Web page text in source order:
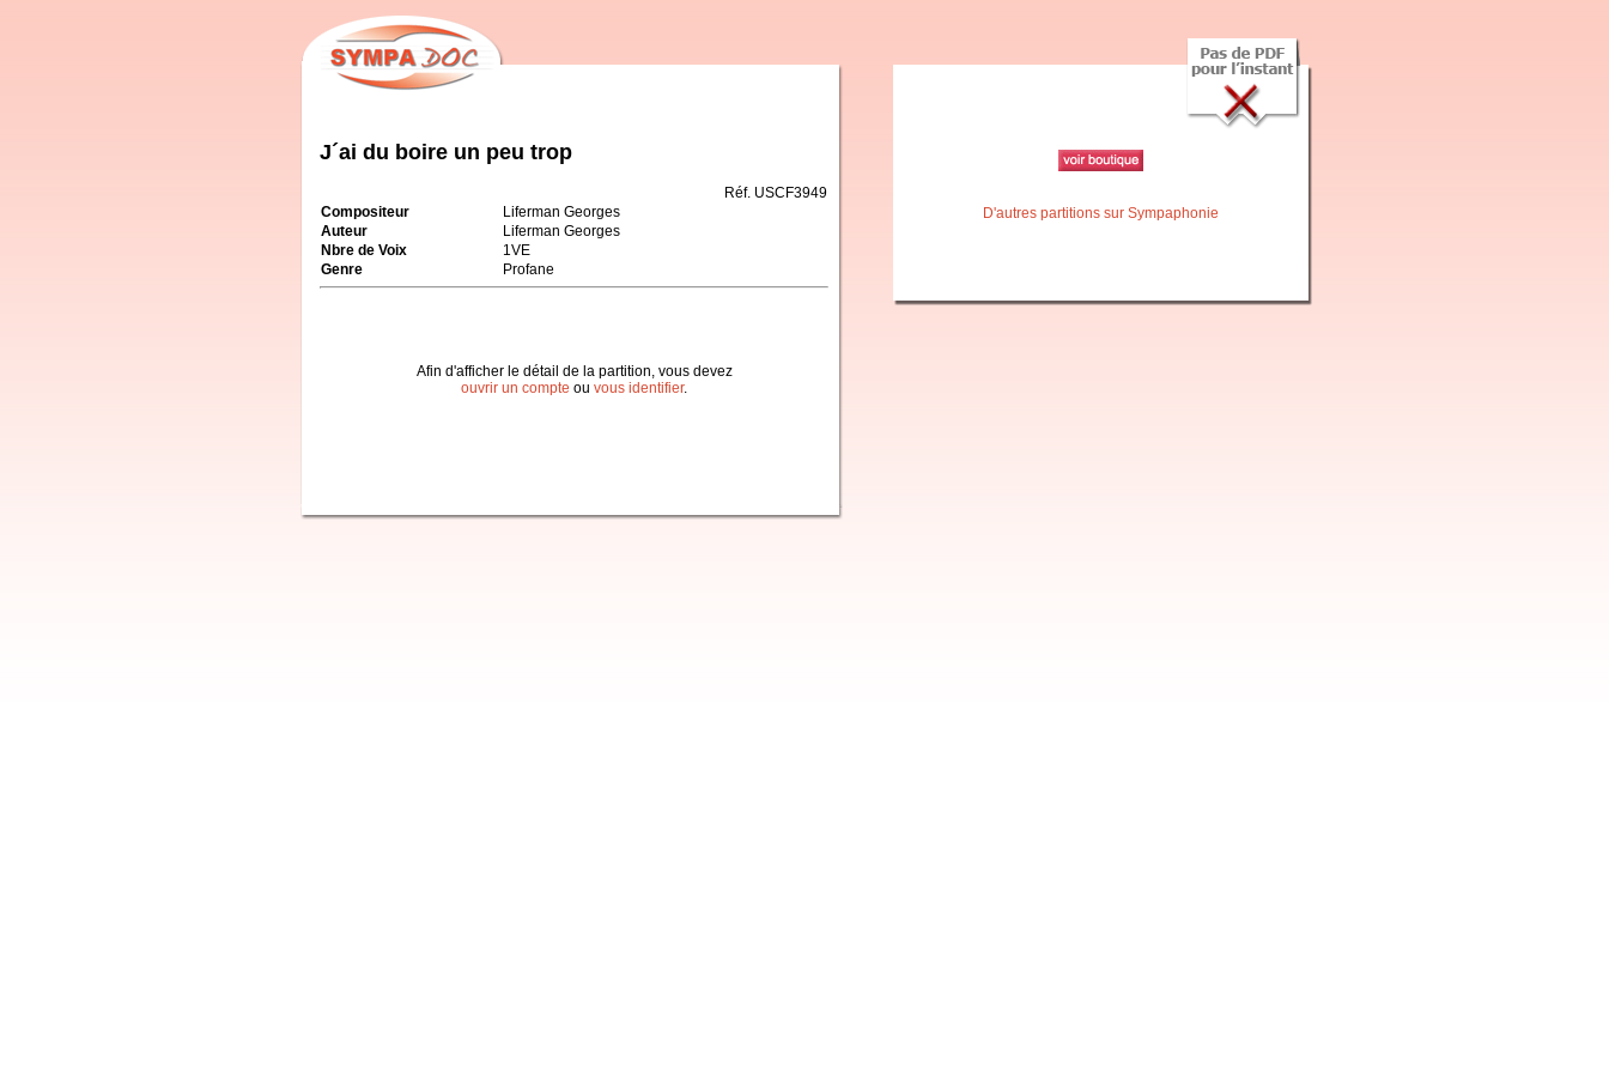
J´ai du boire un peu trop
Réf. USCF3949
Compositeur
Liferman Georges
Auteur
Liferman Georges
Nbre de Voix
1VE
Genre
Profane
Afin d'afficher le détail de la partition, vous devez
ouvrir un compte ou vous identifier.
D'autres partitions sur Sympaphonie